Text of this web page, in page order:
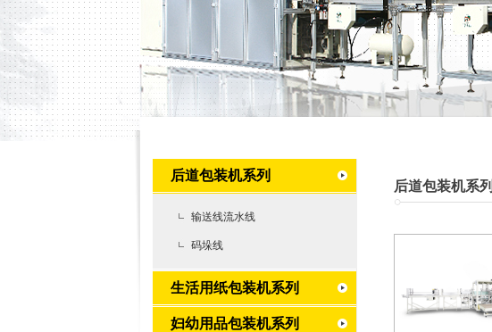
后道包装机系列
输送线流水线
码垛线
生活用纸包装机系列
妇幼用品包装机系列
后道包装机系列